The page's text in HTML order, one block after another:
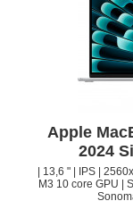
Apple
2024
| 13,6 " | IPS |
M3 10 core GPU |